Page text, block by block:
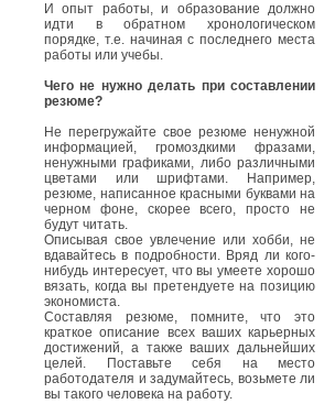
И опыт работы, и образование должно
идти в обратном хронологическом
порядке, т.е. начиная с последнего места
работы или учебы.
Чего не нужно делать при составлении
резюме?
Не перегружайте свое резюме ненужной
информацией, громоздкими фразами,
ненужными графиками, либо различными
цветами или шрифтами. Например,
резюме, написанное красными буквами на
черном фоне, скорее всего, просто не
будут читать.
Описывая свое увлечение или хобби, не
вдавайтесь в подробности. Вряд ли кого-
нибудь интересует, что вы умеете хорошо
вязать, когда вы претендуете на позицию
экономиста.
Составляя резюме, помните, что это
краткое описание всех ваших карьерных
достижений, а также ваших дальнейших
целей. Поставьте себя на место
работодателя и задумайтесь, возьмете ли
вы такого человека на работу.